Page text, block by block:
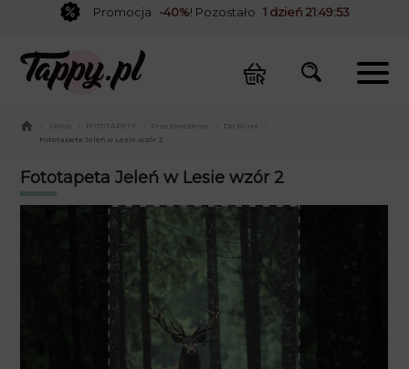
Promocja -40%! Pozostało 1 dzień 21:49:53
Sklep FOTOTAPETY Przeznaczenie Do Biura
Fototapeta Jeleń w Lesie wzór 2
Fototapeta Jeleń w Lesie wzór 2